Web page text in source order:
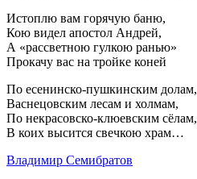
Истоплю вам горячую баню,
Кою видел апостол Андрей,
А «рассветною гулкою ранью»
Прокачу вас на тройке коней
По есенинско-пушкинским долам,
Васнецовским лесам и холмам,
По некрасовско-клюевским сёлам,
В коих высится свечкою храм…
Владимир Семибратов